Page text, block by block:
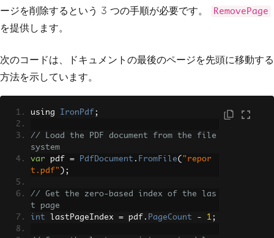
ージを削除するという 3 つの手順が必要です。
RemovePage
を提供します。
次のコードは、ドキュメントの最後のページを先頭に移動する
方法を示しています。
using IronPdf ;
// Load the PDF document from the file
system
var pdf = PdfDocument . FromFile( "repor
t.pdf" );
// Get the zero-based index of the las
t page
int lastPageIndex = pdf . PageCount - 1;